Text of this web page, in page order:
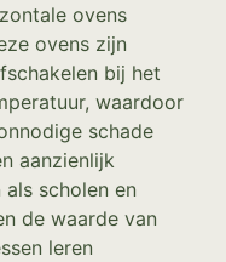
ovens
ovens zijn
bij het
waardoor
schade
aanzienlijk
scholen en
de waarde van
leren